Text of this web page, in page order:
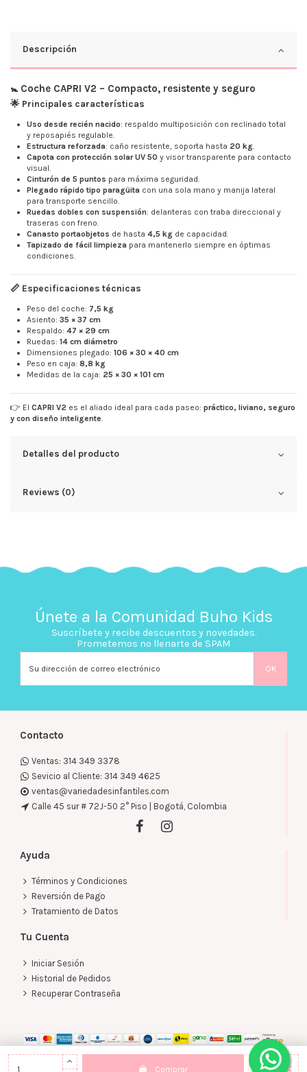
Comprar
Descripción
🚼 Coche CAPRI V2 – Compacto, resistente y seguro
🌟 Principales características
Uso desde recién nacido: respaldo multiposición con reclinado total
y reposapiés regulable.
Estructura reforzada: caño resistente, soporta hasta 20 kg.
Capota con protección solar UV 50 y visor transparente para contacto
visual.
Cinturón de 5 puntos para máxima seguridad.
Plegado rápido tipo paragüita con una sola mano y manija lateral
para transporte sencillo.
Ruedas dobles con suspensión: delanteras con traba direccional y
traseras con freno.
Canasto portaobjetos de hasta 4,5 kg de capacidad.
Tapizado de fácil limpieza para mantenerlo siempre en óptimas
condiciones.
📏 Especificaciones técnicas
Peso del coche: 7,5 kg
Asiento: 35 × 37 cm
Respaldo: 47 × 29 cm
Ruedas: 14 cm diámetro
Dimensiones plegado: 106 × 30 × 40 cm
Peso en caja: 8,8 kg
Medidas de la caja: 25 × 30 × 101 cm
👉 El CAPRI V2 es el aliado ideal para cada paseo: práctico, liviano, seguro
y con diseño inteligente.
Detalles del producto
Reviews (0)
Únete a la Comunidad Buho Kids
Suscríbete y recibe descuentos y novedades.
Prometemos no llenarte de SPAM
Contacto
Ventas: 314 349 3378
Sevicio al Cliente: 314 349 4625
ventas@variedadesinfantiles.com
Calle 45 sur # 72J-50 2° Piso | Bogotá, Colombia
Ayuda
Términos y Condiciones
Reversión de Pago
Tratamiento de Datos
Tu Cuenta
Iniciar Sesión
Historial de Pedidos
Recuperar Contraseña